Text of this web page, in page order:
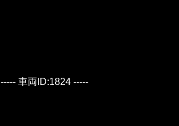
----- 車両ID:1824 -----